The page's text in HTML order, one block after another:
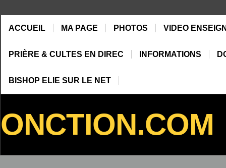
ACCUEIL MA PAGE PHOTOS VIDEO
PRIÈRE & CULTES EN DIREC INFORMATIONS
BISHOP ELIE SUR LE NET
ONCTION.COM